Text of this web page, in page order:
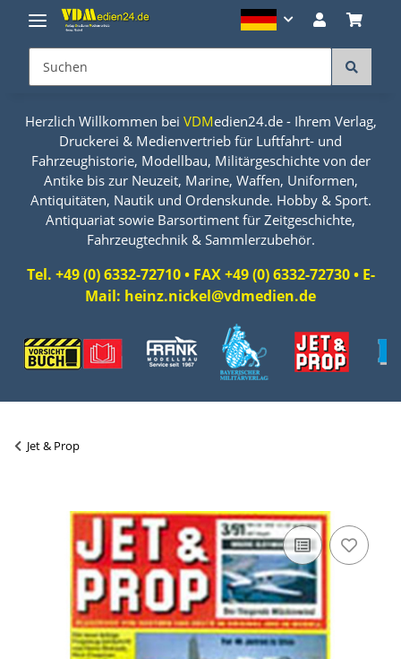
Herzlich Willkommen bei VDMedien24.de - Ihrem Verlag,
Druckerei & Medienvertrieb für Luftfahrt- und
Fahrzeughistorie, Modellbau, Militärgeschichte von der
Antike bis zur Neuzeit, Marine, Waffen, Uniformen,
Antiquitäten, Nautik und Ordenskunde. Hobby & Sport.
Antiquariat sowie Barsortiment für Zeitgeschichte,
Fahrzeugtechnik & Sammlerzubehör.
Tel. +49 (0) 6332-72710 • FAX +49 (0) 6332-72730 • E-
Mail: heinz.nickel@vdmedien.de
Jet & Prop